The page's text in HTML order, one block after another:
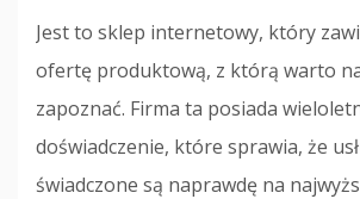
Jest to sklep internetowy, który
ofertę produktową, z którą warto
zapoznać. Firma ta posiada
doświadczenie, które sprawia, że
świadczone są naprawdę na